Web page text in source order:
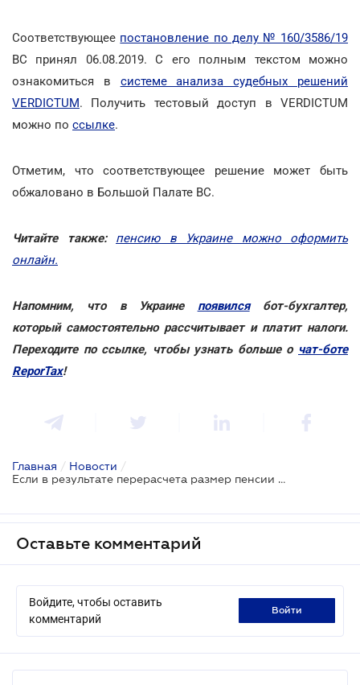
Соответствующее постановление по делу № 160/3586/19
ВС принял 06.08.2019. С его полным текстом можно
ознакомиться в системе анализа судебных решений
VERDICTUM. Получить тестовый доступ в VERDICTUM
можно по ссылке.
Отметим, что соответствующее решение может быть
обжаловано в Большой Палате ВС.
Читайте также:
пенсию в Украине можно оформить
онлайн.
Напомним, что в Украине появилсябот-бухгалтер,
который самостоятельно рассчитывает и платит налоги.
Переходите по ссылке, чтобы узнать больше о чат-боте
ReporTax!
Главная / Новости /
Если в результате перерасчета размер пенсии уменьшается, то она выплачивается в ранее установленном размере
Оставьте комментарий
Войдите, чтобы оставить
комментарий
войти